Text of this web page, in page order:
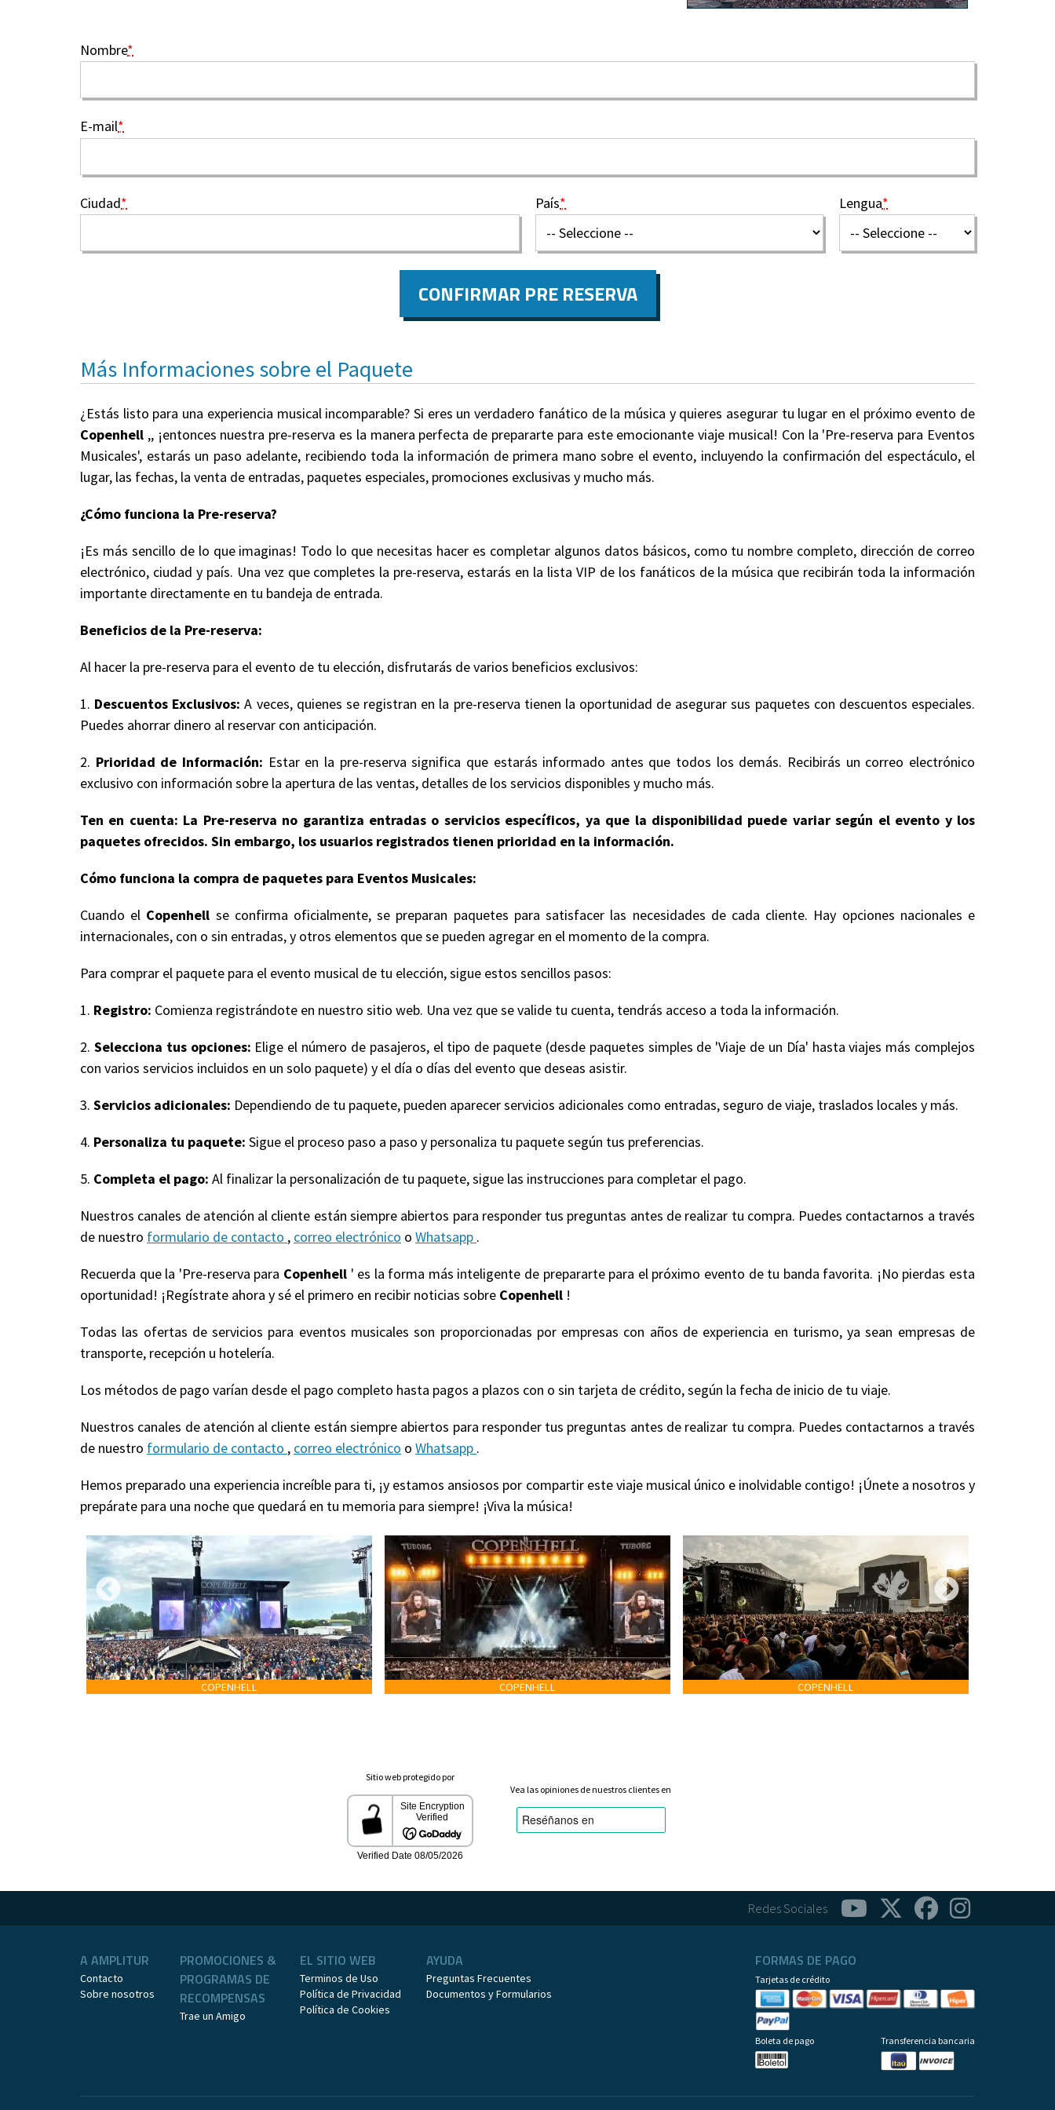
Nombre*
E-mail*
Ciudad* País* Lengua*
CONFIRMAR PRE RESERVA
Más Informaciones sobre el Paquete
¿Estás listo para una experiencia musical incomparable? Si eres un verdadero fanático de la música y quieres asegurar tu lugar en el próximo evento de
Copenhell ,, ¡entonces nuestra pre-reserva es la manera perfecta de prepararte para este emocionante viaje musical! Con la 'Pre-reserva para Eventos
Musicales', estarás un paso adelante, recibiendo toda la información de primera mano sobre el evento, incluyendo la confirmación del espectáculo, el
lugar, las fechas, la venta de entradas, paquetes especiales, promociones exclusivas y mucho más.
¿Cómo funciona la Pre-reserva?
¡Es más sencillo de lo que imaginas! Todo lo que necesitas hacer es completar algunos datos básicos, como tu nombre completo, dirección de correo
electrónico, ciudad y país. Una vez que completes la pre-reserva, estarás en la lista VIP de los fanáticos de la música que recibirán toda la información
importante directamente en tu bandeja de entrada.
Beneficios de la Pre-reserva:
Al hacer la pre-reserva para el evento de tu elección, disfrutarás de varios beneficios exclusivos:
1. Descuentos Exclusivos: A veces, quienes se registran en la pre-reserva tienen la oportunidad de asegurar sus paquetes con descuentos especiales.
Puedes ahorrar dinero al reservar con anticipación.
2. Prioridad de Información: Estar en la pre-reserva significa que estarás informado antes que todos los demás. Recibirás un correo electrónico
exclusivo con información sobre la apertura de las ventas, detalles de los servicios disponibles y mucho más.
Ten en cuenta: La Pre-reserva no garantiza entradas o servicios específicos, ya que la disponibilidad puede variar según el evento y los
paquetes ofrecidos. Sin embargo, los usuarios registrados tienen prioridad en la información.
Cómo funciona la compra de paquetes para Eventos Musicales:
Cuando el Copenhell se confirma oficialmente, se preparan paquetes para satisfacer las necesidades de cada cliente. Hay opciones nacionales e
internacionales, con o sin entradas, y otros elementos que se pueden agregar en el momento de la compra.
Para comprar el paquete para el evento musical de tu elección, sigue estos sencillos pasos:
1. Registro: Comienza registrándote en nuestro sitio web. Una vez que se valide tu cuenta, tendrás acceso a toda la información.
2. Selecciona tus opciones: Elige el número de pasajeros, el tipo de paquete (desde paquetes simples de 'Viaje de un Día' hasta viajes más complejos
con varios servicios incluidos en un solo paquete) y el día o días del evento que deseas asistir.
3. Servicios adicionales: Dependiendo de tu paquete, pueden aparecer servicios adicionales como entradas, seguro de viaje, traslados locales y más.
4. Personaliza tu paquete: Sigue el proceso paso a paso y personaliza tu paquete según tus preferencias.
5. Completa el pago: Al finalizar la personalización de tu paquete, sigue las instrucciones para completar el pago.
Nuestros canales de atención al cliente están siempre abiertos para responder tus preguntas antes de realizar tu compra. Puedes contactarnos a través
de nuestro formulario de contacto , correo electrónico o Whatsapp .
Recuerda que la 'Pre-reserva para Copenhell ' es la forma más inteligente de prepararte para el próximo evento de tu banda favorita. ¡No pierdas esta
oportunidad! ¡Regístrate ahora y sé el primero en recibir noticias sobre Copenhell !
Todas las ofertas de servicios para eventos musicales son proporcionadas por empresas con años de experiencia en turismo, ya sean empresas de
transporte, recepción u hotelería.
Los métodos de pago varían desde el pago completo hasta pagos a plazos con o sin tarjeta de crédito, según la fecha de inicio de tu viaje.
Nuestros canales de atención al cliente están siempre abiertos para responder tus preguntas antes de realizar tu compra. Puedes contactarnos a través
de nuestro formulario de contacto , correo electrónico o Whatsapp .
Hemos preparado una experiencia increíble para ti, ¡y estamos ansiosos por compartir este viaje musical único e inolvidable contigo! ¡Únete a nosotros y
prepárate para una noche que quedará en tu memoria para siempre! ¡Viva la música!
COPENHELL COPENHELL COPENHELL
Sitio web protegido por
Vea las opiniones de nuestros clientes en
Redes Sociales
A AMPLITUR
Contacto
Sobre nosotros
PROMOCIONES &
PROGRAMAS DE
RECOMPENSAS
Trae un Amigo
EL SITIO WEB
Terminos de Uso
Política de Privacidad
Política de Cookies
AYUDA
Preguntas Frecuentes
Documentos y Formularios
FORMAS DE PAGO
Tarjetas de crédito
Boleta de pago Transferencia bancaria